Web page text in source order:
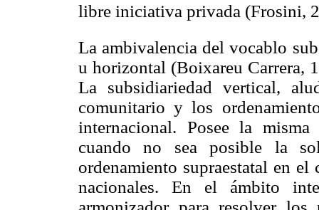
libre iniciativa privada (Frosini,
La ambivalencia del vocablo
u horizontal (Boixareu Carrera,
La subsidiariedad vertical,
comunitario y los
internacional. Posee la
cuando no sea posible la
ordenamiento supraestatal en
nacionales. En el ámbito